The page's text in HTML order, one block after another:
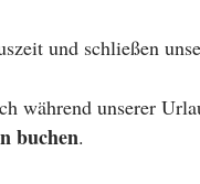
und schließen
während unserer
buchen.